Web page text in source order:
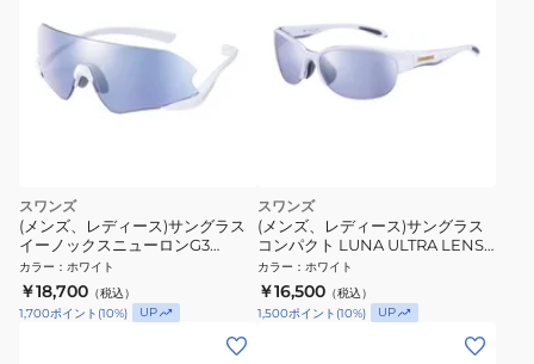
スワンズ
(メンズ、レディース)サングラス
イーノックスニューロンG3
ULTRA LENS for GOLFモデル
ENNG3-0714 SPW
カラー ： ホワイト
￥18,700 （税込）
1,700ポイント (10%) UP
スワンズ
(メンズ、レディース)サングラス
コンパクト LUNA ULTRA LENS
for GOLFモデル LN-0714 CLW
ミラーコート
カラー ： ホワイト
￥16,500 （税込）
1,500ポイント (10%) UP